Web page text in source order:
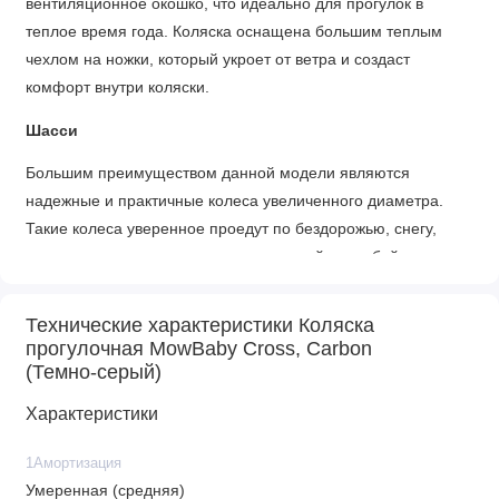
вентиляционное окошко, что идеально для прогулок в
теплое время года. Коляска оснащена большим теплым
чехлом на ножки, который укроет от ветра и создаст
комфорт внутри коляски.
Шасси
Большим преимуществом данной модели являются
надежные и практичные колеса увеличенного диаметра.
Такие колеса уверенное проедут по бездорожью, снегу,
песку и позволят насладиться прогулкой по любой
моделью или брать ее в поездках на машине.
Характеристики
Прогулочный блок
Технические характеристики Коляска
прогулочная MowBaby Cross, Carbon
(Темно-серый)
Характеристики
1Амортизация
Умеренная (средняя)